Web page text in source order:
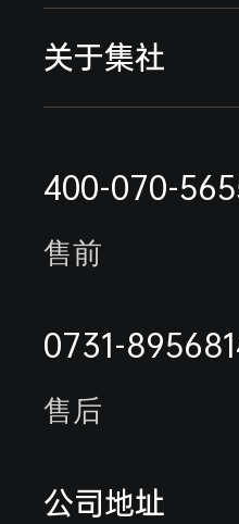
采集终端
能耗监测系统
电表抄表方案
水表抄表方案
典型案例
远程抄表缴费
最新案例
能耗监测系统
未拍摄客户名
客户来访
参观供应商
关于集社
合作伙伴
客户服务
400-070-
售前
0731-
售后
公司地址